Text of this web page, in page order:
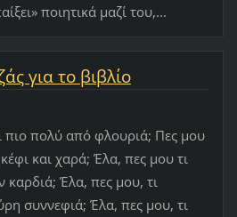
ποιητικά μαζί του,...
για το βιβλίο
πιο πολύ από φλουριά; Πες μου
κέφι και χαρά; Έλα, πες μου τι
καρδιά; Έλα, πες μου, τι
συννεφιά; Έλα, πες μου, τι